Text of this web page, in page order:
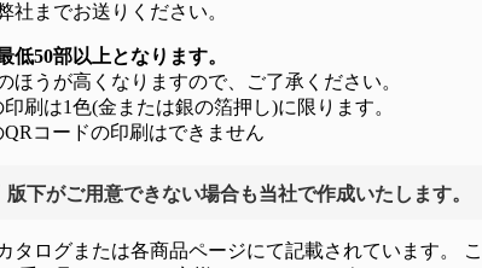
社までお送りください。
低50部以上となります。
ほうが高くなりますので、ご了承ください。
刷は1色(金または銀の箔押し)に限ります。
コードの印刷はできません
版下がご用意できない場合も当社で作成いたします。
ログまたは各商品ページにて記載されています。